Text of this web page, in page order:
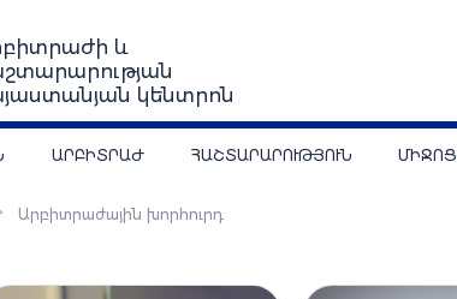
և
կենտրոն
ԱՐԲԻՏՐԱԺ ՀԱՇՏԱՐԱՐՈՒԹՅՈՒՆ
Արբիտրաժային խորհուրդ